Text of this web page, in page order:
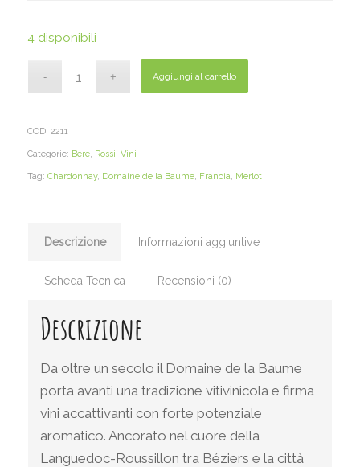
4 disponibili
Aggiungi al carrello
COD: 2211
Categorie: Bere, Rossi, Vini
Tag: Chardonnay, Domaine de la Baume, Francia, Merlot
Descrizione Informazioni aggiuntive
Scheda Tecnica Recensioni (0)
Descrizione
Da oltre un secolo il Domaine de la Baume
porta avanti una tradizione vitivinicola e firma
vini accattivanti con forte potenziale
aromatico. Ancorato nel cuore della
Languedoc-Roussillon tra Béziers e la città